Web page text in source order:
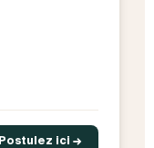
Postulez ici →